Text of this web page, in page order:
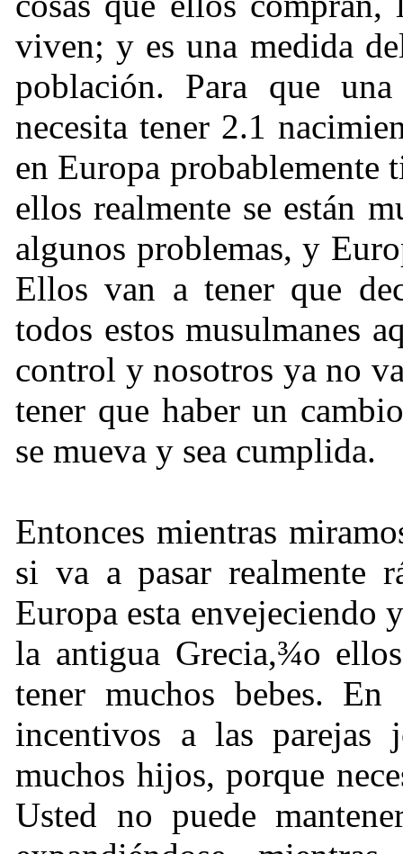
viven; y es una medida
población. Para que
necesita tener 2.1
en Europa probablemente
ellos realmente se están
algunos problemas, y
Ellos van a tener que
todos estos musulmanes
control y nosotros ya no
tener que haber un
se mueva y sea cumplida.
Entonces mientras
si va a pasar realmente
Europa esta
la antigua Grecia,¾o
tener muchos bebes.
incentivos a las parejas
muchos hijos, porque
Usted no puede